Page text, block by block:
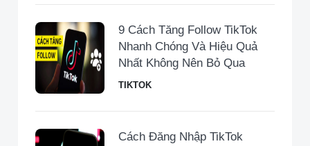
9 Cách Tăng Follow TikTok
Nhanh Chóng Và Hiệu Quả
Nhất Không Nên Bỏ Qua
TIKTOK
Cách Đăng Nhập TikTok